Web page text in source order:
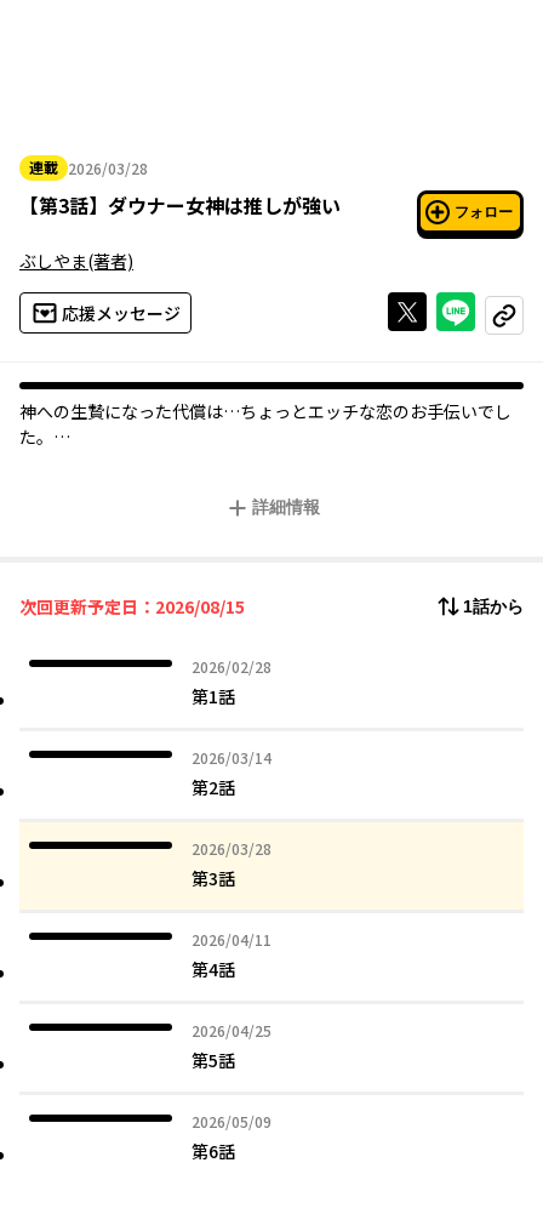
連載 2026/03/28
2026年03月28日
【第3話】 ダウナー女神は推しが強い フォロー
ぶしやま(著者)
応援メッセージ Xで投稿する
ライン
コピー
神への生贄になった代償は…ちょっとエッチな恋のお手伝いでし
た。
ウェウェトチトリの生贄と捧げられた。
れを司る神にも関わらず、恋を知らないウェウェトチトリは、生
こうして始まる、女神とのちょっと卑猥な恋のレッスン。果たし
詳細情報
次回更新予定日：2026/08/15 1話から
2026/02/28
2026年02月28日
第1話
2026/03/14
2026年03月14日
第2話
2026/03/28
2026年03月28日
第3話
2026/04/11
2026年04月11日
第4話
2026/04/25
2026年04月25日
第5話
2026/05/09
2026年05月09日
第6話